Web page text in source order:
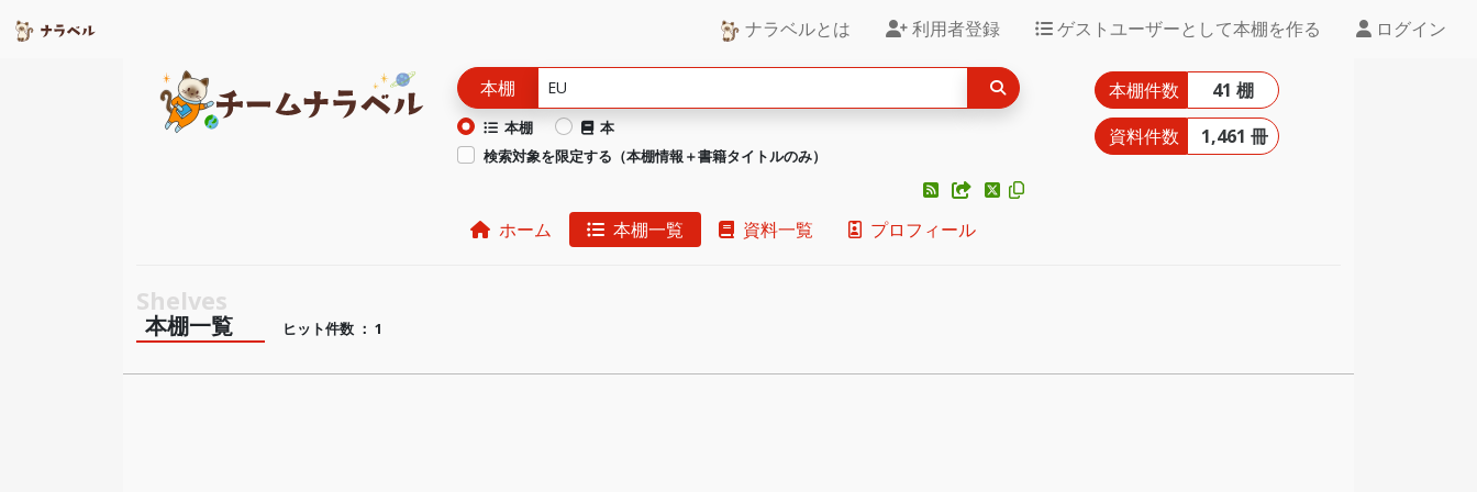
ナラベルとは 利用者登録 ゲストユーザーとして本棚を作る ログイン
本棚
本棚
本
検索対象を限定する（本棚情報＋書籍タイトルのみ）
ホーム 本棚一覧 資料一覧 プロフィール
本棚件数
41 棚
資料件数
1,461 冊
本棚一覧 ヒット件数 ： 1